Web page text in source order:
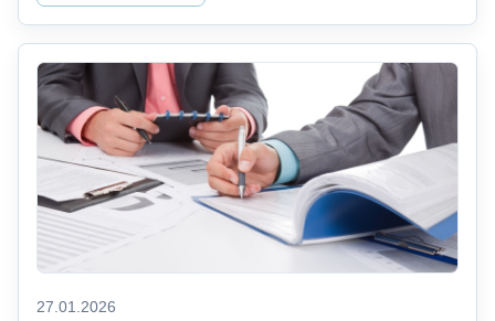
27.01.2026